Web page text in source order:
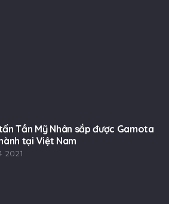
Tần Mỹ Nhân sắp được Gamota
tại Việt Nam
2021